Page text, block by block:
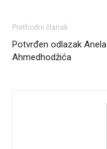
Prethodni članak
Potvrđen odlazak Anela
Ahmedhodžića